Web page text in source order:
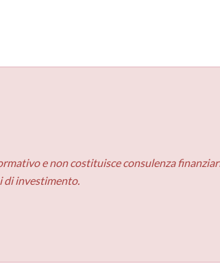
e non costituisce consulenza
di investimento.